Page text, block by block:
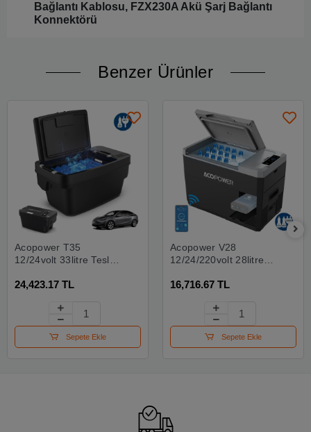
Bağlantı Kablosu, FZX230A Akü Şarj Bağlantı
Konnektörü
Benzer Ürünler
Acopower T35
12/24volt 33litre Tesla
Kompresörlü Outdoor
24,423.17 TL
Sepete Ekle
Acopower V28
12/24/220volt 28litre
Oto Buzdolabı (akü
16,716.67 TL
Sepete Ekle